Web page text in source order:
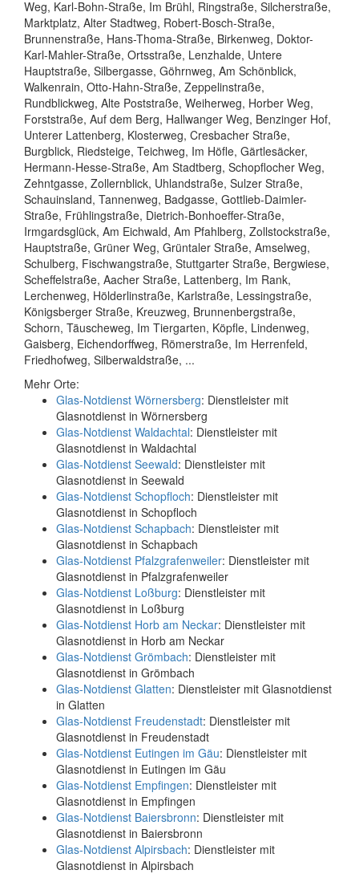
Weg, Karl-Bohn-Straße, Im Brühl, Ringstraße, Silcherstraße,
Marktplatz, Alter Stadtweg, Robert-Bosch-Straße,
Brunnenstraße, Hans-Thoma-Straße, Birkenweg, Doktor-
Karl-Mahler-Straße, Ortsstraße, Lenzhalde, Untere
Hauptstraße, Silbergasse, Göhrnweg, Am Schönblick,
Walkenrain, Otto-Hahn-Straße, Zeppelinstraße,
Rundblickweg, Alte Poststraße, Weiherweg, Horber Weg,
Forststraße, Auf dem Berg, Hallwanger Weg, Benzinger Hof,
Unterer Lattenberg, Klosterweg, Cresbacher Straße,
Burgblick, Riedsteige, Teichweg, Im Höfle, Gärtlesäcker,
Hermann-Hesse-Straße, Am Stadtberg, Schopflocher Weg,
Zehntgasse, Zollernblick, Uhlandstraße, Sulzer Straße,
Schauinsland, Tannenweg, Badgasse, Gottlieb-Daimler-
Straße, Frühlingstraße, Dietrich-Bonhoeffer-Straße,
Irmgardsglück, Am Eichwald, Am Pfahlberg, Zollstockstraße,
Hauptstraße, Grüner Weg, Grüntaler Straße, Amselweg,
Schulberg, Fischwangstraße, Stuttgarter Straße, Bergwiese,
Scheffelstraße, Aacher Straße, Lattenberg, Im Rank,
Lerchenweg, Hölderlinstraße, Karlstraße, Lessingstraße,
Königsberger Straße, Kreuzweg, Brunnenbergstraße,
Schorn, Täuscheweg, Im Tiergarten, Köpfle, Lindenweg,
Gaisberg, Eichendorffweg, Römerstraße, Im Herrenfeld,
Friedhofweg, Silberwaldstraße, ...
Mehr Orte:
Glas-Notdienst Wörnersberg: Dienstleister mit
Glasnotdienst in Wörnersberg
Glas-Notdienst Waldachtal: Dienstleister mit
Glasnotdienst in Waldachtal
Glas-Notdienst Seewald: Dienstleister mit
Glasnotdienst in Seewald
Glas-Notdienst Schopfloch: Dienstleister mit
Glasnotdienst in Schopfloch
Glas-Notdienst Schapbach: Dienstleister mit
Glasnotdienst in Schapbach
Glas-Notdienst Pfalzgrafenweiler: Dienstleister mit
Glasnotdienst in Pfalzgrafenweiler
Glas-Notdienst Loßburg: Dienstleister mit
Glasnotdienst in Loßburg
Glas-Notdienst Horb am Neckar: Dienstleister mit
Glasnotdienst in Horb am Neckar
Glas-Notdienst Grömbach: Dienstleister mit
Glasnotdienst in Grömbach
Glas-Notdienst Glatten: Dienstleister mit Glasnotdienst
in Glatten
Glas-Notdienst Freudenstadt: Dienstleister mit
Glasnotdienst in Freudenstadt
Glas-Notdienst Eutingen im Gäu: Dienstleister mit
Glasnotdienst in Eutingen im Gäu
Glas-Notdienst Empfingen: Dienstleister mit
Glasnotdienst in Empfingen
Glas-Notdienst Baiersbronn: Dienstleister mit
Glasnotdienst in Baiersbronn
Glas-Notdienst Alpirsbach: Dienstleister mit
Glasnotdienst in Alpirsbach